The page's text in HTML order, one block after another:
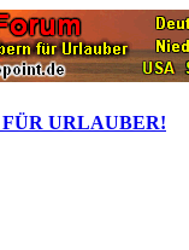
FÜR URLAUBER!